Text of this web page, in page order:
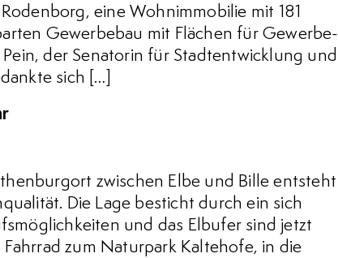
eine Wohnimmobilie mit 181
Gewerbebau mit Flächen für Gewerbe-
der Senatorin für Stadtentwicklung und
sich […]
zwischen Elbe und Bille entsteht
Die Lage besticht durch ein sich
und das Elbufer sind jetzt
zum Naturpark Kaltehofe, in die